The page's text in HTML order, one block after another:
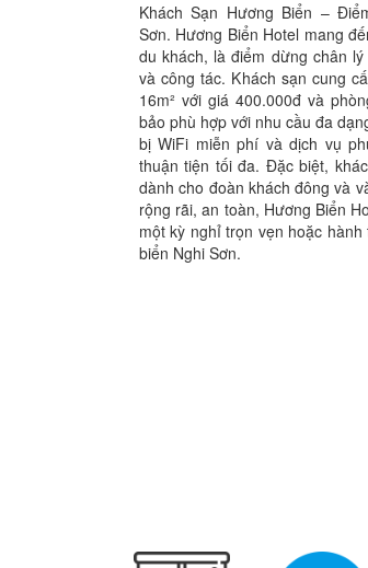
Khách Sạn Hương Biển –
Sơn. Hương Biển Hotel mang
du khách, là điểm dừng chân
và công tác. Khách sạn cung
16m² với giá 400.000đ và
bảo phù hợp với nhu cầu đa
bị WiFi miễn phí và dịch vụ
thuận tiện tối đa. Đặc biệt,
dành cho đoàn khách đông và
rộng rãi, an toàn, Hương Biển
một kỳ nghỉ trọn vẹn hoặc
biển Nghi Sơn.